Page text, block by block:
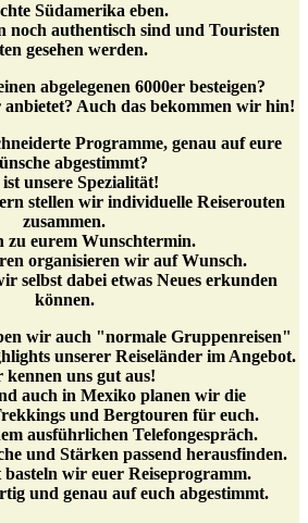
Südamerika eben.
noch authentisch sind und Touristen
gesehen werden.
abgelegenen 6000er besteigen?
anbietet? Auch das bekommen wir hin!
Programme, genau auf eure
abgestimmt?
ist unsere Spezialität!
stellen wir individuelle Reiserouten
zusammen.
zu eurem Wunschtermin.
organisieren wir auf Wunsch.
selbst dabei etwas Neues erkunden
können.
wir auch "normale Gruppenreisen"
unserer Reiseländer im Angebot.
kennen uns gut aus!
auch in Mexiko planen wir die
und Bergtouren für euch.
ausführlichen Telefongespräch.
und Stärken passend herausfinden.
wir euer Reiseprogramm.
und genau auf euch abgestimmt.